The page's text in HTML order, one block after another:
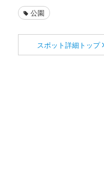
公園
スポット詳細 トップ